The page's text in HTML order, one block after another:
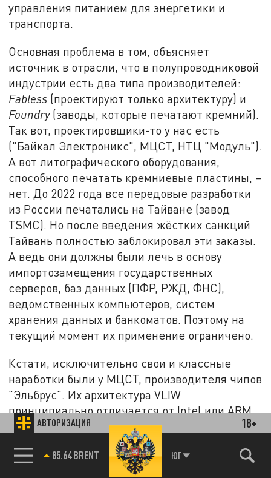
АВТОРИЗАЦИЯ 18+
85.64 BRENT ЮГ
управления питанием для энергетики и
транспорта.
Основная проблема в том, объясняет
источник в отрасли, что в полупроводниковой
индустрии есть два типа производителей:
Fabless (проектируют только архитектуру) и
Foundry(заводы, которые печатают кремний).
Так вот, проектировщики-то у нас есть
("Байкал Электроникс", МЦСТ, НТЦ "Модуль").
А вот литографического оборудования,
способного печатать кремниевые пластины, –
нет. До 2022 года все передовые разработки
из России печатались на Тайване (завод
TSMC). Но после введения жёстких санкций
Тайвань полностью заблокировал эти заказы.
А ведь они должны были лечь в основу
импортозамещения государственных
серверов, баз данных (ПФР, РЖД, ФНС),
ведомственных компьютеров, систем
хранения данных и банкоматов. Поэтому на
текущий момент их применение ограничено.
Кстати, исключительно свои и классные
наработки были у МЦСТ, производителя чипов
"Эльбрус". Их архитектура VLIW
принципиально отличается от Intel или ARM,
у неё имеется высочайшая аппаратная
защищённость от хакерских закладок и
вирусов. После отказа Тайваня производство,
как сообщалось, перенесли в КНР. Но ещё раз,